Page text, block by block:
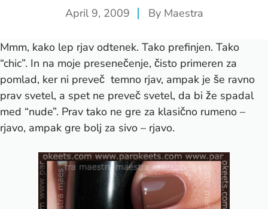
April 9, 2009 By Maestra
Mmm, kako lep rjav odtenek. Tako prefinjen. Tako
“chic”. In na moje presenečenje, čisto primeren za
pomlad, ker ni preveč temno rjav, ampak je še ravno
prav svetel, a spet ne preveč svetel, da bi že spadal
med “nude”. Prav tako ne gre za klasično rumeno –
rjavo, ampak gre bolj za sivo – rjavo.